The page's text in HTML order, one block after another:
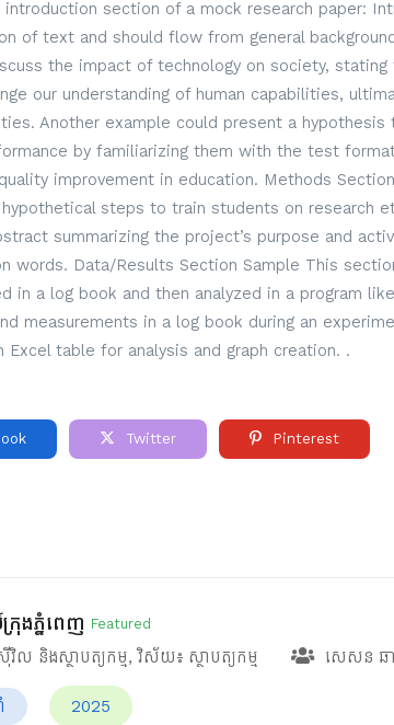
section of a mock research paper:
of text and should flow from general
the impact of technology on society,
our understanding of human capabilities,
Another example could present a hypothesis
by familiarizing them with the test
improvement in education. Methods
steps to train students on research
summarizing the project’s purpose and
words. Data/Results Section Sample This
in a log book and then analyzed in a program
measurements in a log book during an
table for analysis and graph creation. .
Twitter Pinterest
រុងភ្នំពេញ Featured
ល និងស្ថាបត្យកម្ម, វិស័យ៖ ស្ថាបត្យកម្ម សេសន ឆ
2025